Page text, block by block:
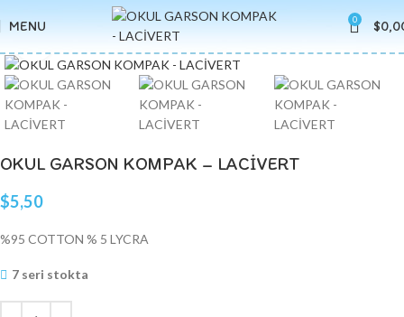
MENU 0 $
Click to enlarge
OKUL GARSON KOMPAK – LACİVERT
$5,50
%95 COTTON % 5 LYCRA
7 seri stokta